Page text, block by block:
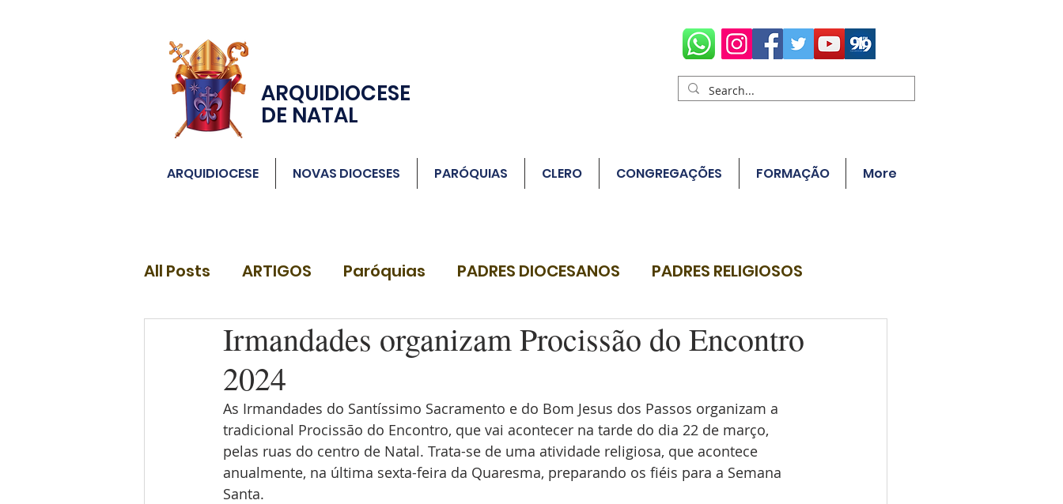
ARQUIDIOCESE
DE NATAL
ARQUIDIOCESE NOVAS DIOCESES PARÓQUIAS CLERO CONGREGAÇÕES FORMAÇÃO More
All Posts ARTIGOS Paróquias PADRES DIOCESANOS PADRES RELIGIOSOS
DIÁCONOSIrmandades organizam Procissão do Encontro
2024
As Irmandades do Santíssimo Sacramento e do Bom Jesus dos Passos organizam a
tradicional Procissão do Encontro, que vai acontecer na tarde do dia 22 de março,
pelas ruas do centro de Natal. Trata-se de uma atividade religiosa, que acontece
anualmente, na última sexta-feira da Quaresma, preparando os fiéis para a Semana
Santa.